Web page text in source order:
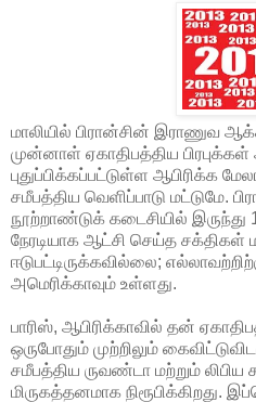
மாலியில் பிரான்சின் இராணுவ
முன்னாள் ஏகாதிபத்திய
புதுப்பிக்கப்பட்டுள்ள ஆபிரிக்க
சமீபத்திய வெளிப்பாடு மட்டுமே.
நூற்றாண்டுக் கடைசியில்
நேரடியாக ஆட்சி செய்த சக்திகள்
ஈடுபட்டிருக்கவில்லை;
அமெரிக்காவும் உள்ளது.
பாரிஸ், ஆபிரிக்காவில் தன்
ஒருபோதும் முற்றிலும்
சமீபத்திய ருவண்டா மற்றும் லிபிய
மிருகத்தனமாக நிரூபிக்கிறது.